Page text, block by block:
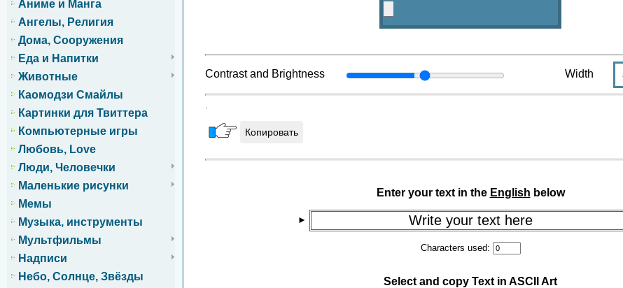
Аниме и Манга
Ангелы, Религия
Дома, Сооружения
Еда и Напитки
Животные
Каомодзи Смайлы
Картинки для Твиттера
Компьютерные игры
Любовь, Love
Люди, Человечки
Маленькие рисунки
Мемы
Музыка, инструменты
Мультфильмы
Надписи
Небо, Солнце, Звёзды
Contrast and Brightness Width
.
Копировать
Enter your text in the English below
►
Characters used:
Select and copy Text in ASCII Art